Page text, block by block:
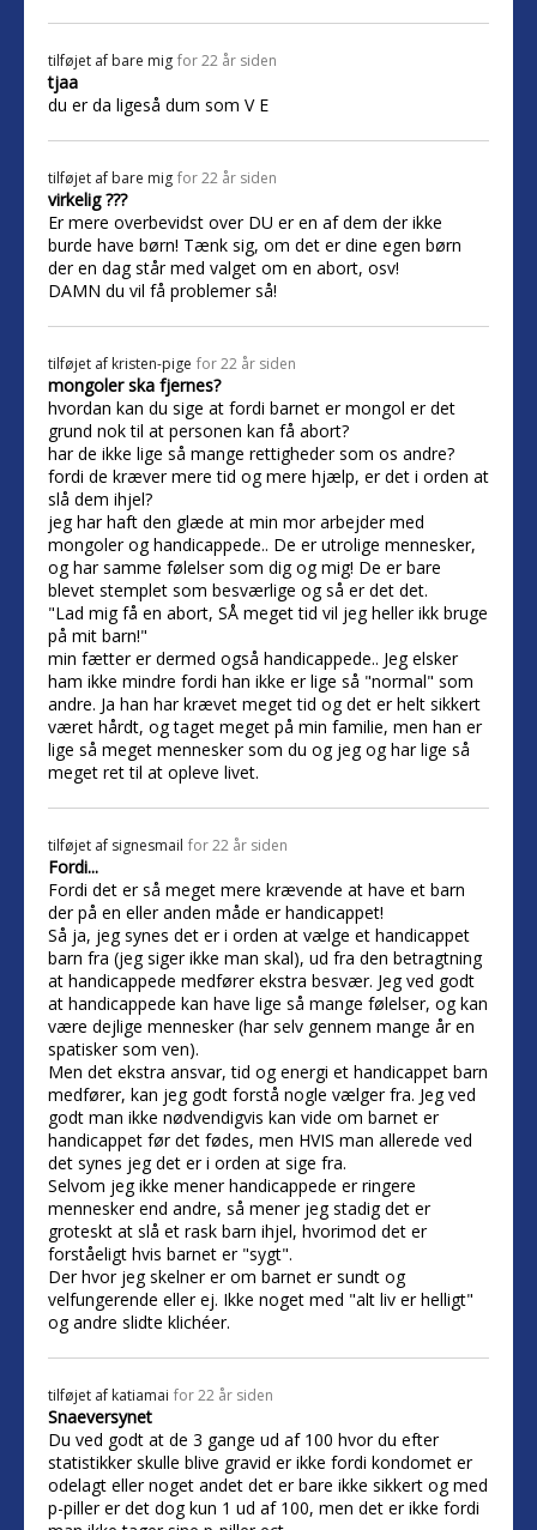
tilføjet af bare mig for 22 år siden
tjaa
du er da ligeså dum som V E
tilføjet af bare mig for 22 år siden
virkelig ???
Er mere overbevidst over DU er en af dem der ikke
burde have børn! Tænk sig, om det er dine egen børn
der en dag står med valget om en abort, osv!
DAMN du vil få problemer så!
tilføjet af kristen-pige for 22 år siden
mongoler ska fjernes?
hvordan kan du sige at fordi barnet er mongol er det
grund nok til at personen kan få abort?
har de ikke lige så mange rettigheder som os andre?
fordi de kræver mere tid og mere hjælp, er det i orden at
slå dem ihjel?
jeg har haft den glæde at min mor arbejder med
mongoler og handicappede.. De er utrolige mennesker,
og har samme følelser som dig og mig! De er bare
blevet stemplet som besværlige og så er det det.
"Lad mig få en abort, SÅ meget tid vil jeg heller ikk bruge
på mit barn!"
min fætter er dermed også handicappede.. Jeg elsker
ham ikke mindre fordi han ikke er lige så "normal" som
andre. Ja han har krævet meget tid og det er helt sikkert
været hårdt, og taget meget på min familie, men han er
lige så meget mennesker som du og jeg og har lige så
meget ret til at opleve livet.
tilføjet af signesmail for 22 år siden
Fordi...
Fordi det er så meget mere krævende at have et barn
der på en eller anden måde er handicappet!
Så ja, jeg synes det er i orden at vælge et handicappet
barn fra (jeg siger ikke man skal), ud fra den betragtning
at handicappede medfører ekstra besvær. Jeg ved godt
at handicappede kan have lige så mange følelser, og kan
være dejlige mennesker (har selv gennem mange år en
spatisker som ven).
Men det ekstra ansvar, tid og energi et handicappet barn
medfører, kan jeg godt forstå nogle vælger fra. Jeg ved
godt man ikke nødvendigvis kan vide om barnet er
handicappet før det fødes, men HVIS man allerede ved
det synes jeg det er i orden at sige fra.
Selvom jeg ikke mener handicappede er ringere
mennesker end andre, så mener jeg stadig det er
groteskt at slå et rask barn ihjel, hvorimod det er
forståeligt hvis barnet er "sygt".
Der hvor jeg skelner er om barnet er sundt og
velfungerende eller ej. Ikke noget med "alt liv er helligt"
og andre slidte klichéer.
tilføjet af katiamai for 22 år siden
Snaeversynet
Du ved godt at de 3 gange ud af 100 hvor du efter
statistikker skulle blive gravid er ikke fordi kondomet er
odelagt eller noget andet det er bare ikke sikkert og med
p-piller er det dog kun 1 ud af 100, men det er ikke fordi